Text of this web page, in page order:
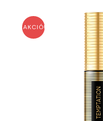
AKCIÓ!